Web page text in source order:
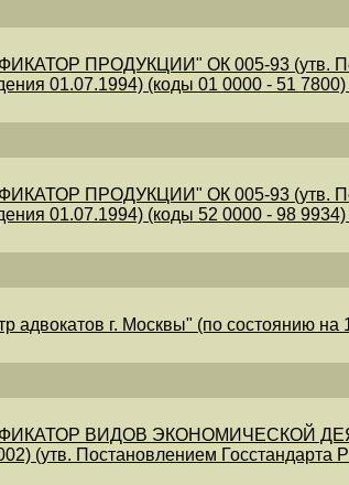
ПРОДУКЦИИ" ОК 005-93 (утв.
01.07.1994) (коды 01 0000 - 51
ПРОДУКЦИИ" ОК 005-93 (утв.
01.07.1994) (коды 52 0000 - 98
адвокатов г. Москвы" (по состоянию на
ВИДОВ ЭКОНОМИЧЕСКОЙ
(утв. Постановлением Госстандарта